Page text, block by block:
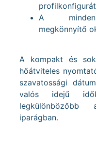
A
megkönnyítő
A kompakt és
hőátviteles
szavatossági
valós idejű
legkülönbözőbb
iparágban.